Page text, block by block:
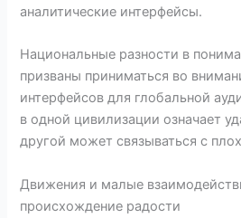
аналитические интерфейсы.
Национальные разности в
призваны приниматься во
интерфейсов для глобальной
в одной цивилизации означает
другой может связываться с
Движения и малые
происхождение радости